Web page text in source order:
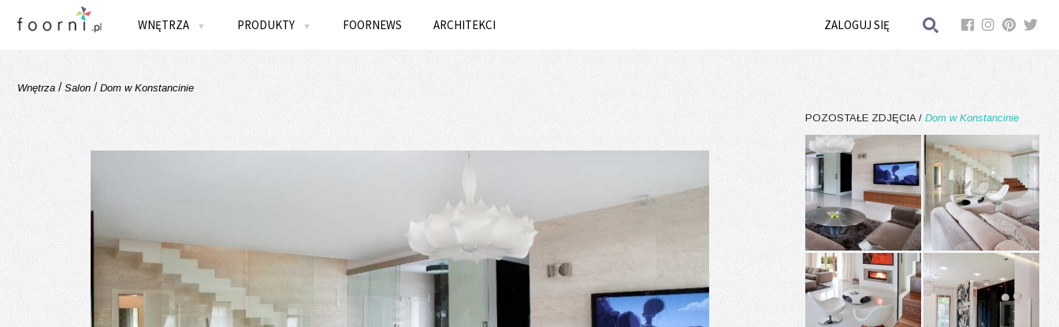
WNĘTRZA ▼ PRODUKTY ▼ FOORNEWS ARCHITEKCI ZALOGUJ SIĘ
Wnętrza / Salon / Dom w Konstancinie
POZOSTAŁE ZDJĘCIA / Dom w Konstancinie